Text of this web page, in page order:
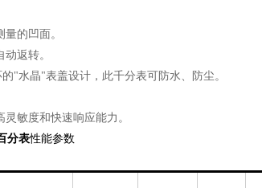
的凹面。
返转。
"水晶"表盖设计，此千分表可防水、防尘。
敏度和快速响应能力。
分表性能参数